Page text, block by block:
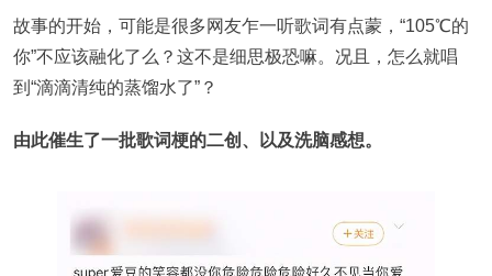
故事的开始，可能是很多网友乍一听歌词有点蒙，“105℃的
你”不应该融化了么？这不是细思极恐嘛。况且，怎么就唱
到“滴滴清纯的蒸馏水了”？
由此催生了一批歌词梗的二创、以及洗脑感想。